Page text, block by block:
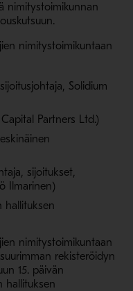
nimitystoimikunnan
nimitystoimikuntaan
Solidium
Partners Ltd.)
sijoitukset,
Ilmarinen)
hallituksen
nimitystoimikuntaan
rekisteröidyn
15. päivän
hallituksen